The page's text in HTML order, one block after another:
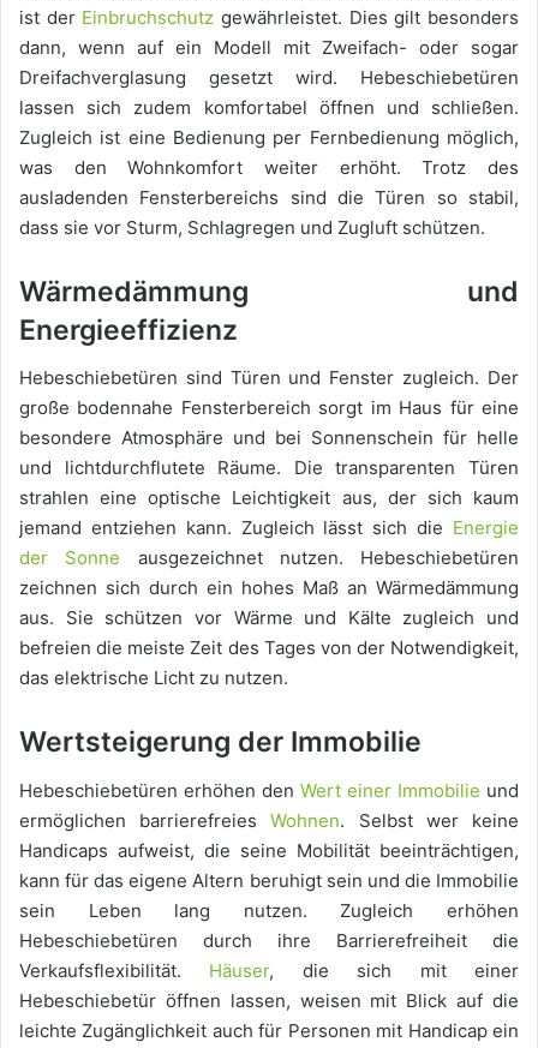
ist der Einbruchschutz gewährleistet. Dies gilt besonders
dann, wenn auf ein Modell mit Zweifach- oder sogar
Dreifachverglasung gesetzt wird. Hebeschiebetüren
lassen sich zudem komfortabel öffnen und schließen.
Zugleich ist eine Bedienung per Fernbedienung möglich,
was den Wohnkomfort weiter erhöht. Trotz des
ausladenden Fensterbereichs sind die Türen so stabil,
dass sie vor Sturm, Schlagregen und Zugluft schützen.
Wärmedämmung und
Energieeffizienz
Hebeschiebetüren sind Türen und Fenster zugleich. Der
große bodennahe Fensterbereich sorgt im Haus für eine
besondere Atmosphäre und bei Sonnenschein für helle
und lichtdurchflutete Räume. Die transparenten Türen
strahlen eine optische Leichtigkeit aus, der sich kaum
jemand entziehen kann. Zugleich lässt sich die Energie
der Sonne ausgezeichnet nutzen. Hebeschiebetüren
zeichnen sich durch ein hohes Maß an Wärmedämmung
aus. Sie schützen vor Wärme und Kälte zugleich und
befreien die meiste Zeit des Tages von der Notwendigkeit,
das elektrische Licht zu nutzen.
Wertsteigerung der Immobilie
Hebeschiebetüren erhöhen den Wert einer Immobilie und
ermöglichen barrierefreiesWohnen. Selbst wer keine
Handicaps aufweist, die seine Mobilität beeinträchtigen,
kann für das eigene Altern beruhigt sein und die Immobilie
sein Leben lang nutzen. Zugleich erhöhen
Hebeschiebetüren durch ihre Barrierefreiheit die
Verkaufsflexibilität. Häuser, die sich mit einer
Hebeschiebetür öffnen lassen, weisen mit Blick auf die
leichte Zugänglichkeit auch für Personen mit Handicap ein